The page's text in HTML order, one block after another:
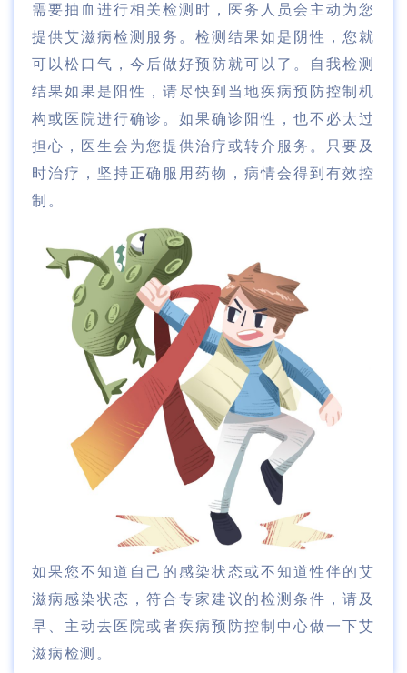
需要抽血进行相关检测时，医务人员会主动为您
提供艾滋病检测服务。检测结果如是阴性，您就
可以松口气，今后做好预防就可以了。自我检测
结果如果是阳性，请尽快到当地疾病预防控制机
构或医院进行确诊。如果确诊阳性，也不必太过
担心，医生会为您提供治疗或转介服务。只要及
时治疗，坚持正确服用药物，病情会得到有效控
制。
如果您不知道自己的感染状态或不知道性伴的艾
滋病感染状态，符合专家建议的检测条件，请及
早、主动去医院或者疾病预防控制中心做一下艾
滋病检测。